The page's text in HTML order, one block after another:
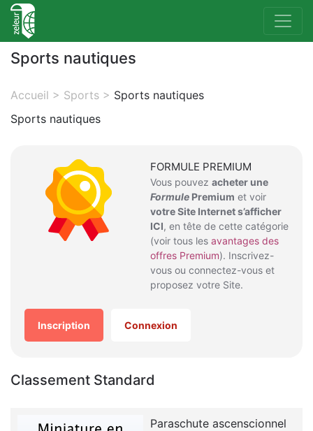
Sports nautiques
Accueil > Sports > Sports nautiques
Sports nautiques
FORMULE PREMIUM
Vous pouvez acheter une
Formule Premium et voir
votre Site Internet s’afficher
ICI, en tête de cette catégorie
(voir tous les avantages des
offres Premium). Inscrivez-
vous ou connectez-vous et
proposez votre Site.
Inscription Connexion
Classement Standard
Paraschute ascenscionnel